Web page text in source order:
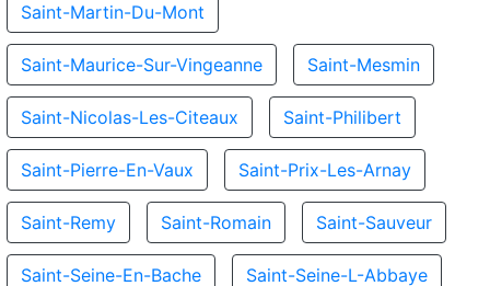
Saint-Martin-Du-Mont
Saint-Maurice-Sur-Vingeanne Saint-Mesmin
Saint-Nicolas-Les-Citeaux Saint-Philibert
Saint-Pierre-En-Vaux Saint-Prix-Les-Arnay
Saint-Remy Saint-Romain Saint-Sauveur
Saint-Seine-En-Bache Saint-Seine-L-Abbaye